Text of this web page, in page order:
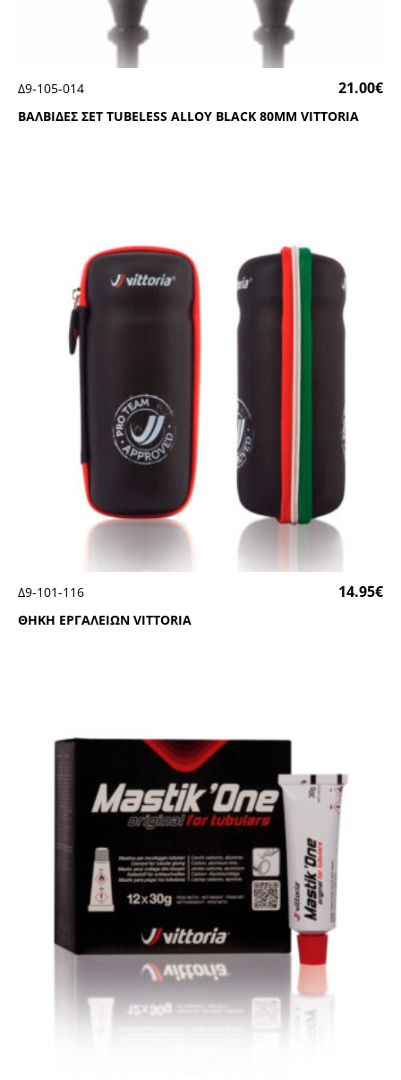
ΒΑΛΒΙΔΕΣ ΣΕΤ ΤUΒΕLΕSS ΑLLΟΥ ΒLΑCΚ 80ΜΜ VΙΤΤΟRΙΑ
Δ9-105-014 21.00€
ΘΗΚΗ ΕΡΓΑΛΕΙΩΝ VΙΤΤΟRΙΑ
Δ9-101-116 14.95€